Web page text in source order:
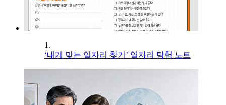
1.
‘내게 맞는 일자리 찾기’ 일자리 탐험 노트